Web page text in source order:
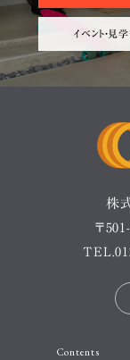
イベント・見
株
〒
TEL.
Contents